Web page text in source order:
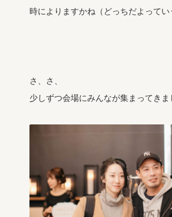
時によりますかね（どっちだよって
さ、さ、
少しずつ会場にみんなが集まってきま